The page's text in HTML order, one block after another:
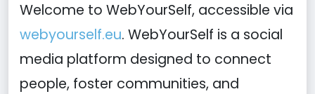
Welcome to WebYourSelf, accessible via
webyourself.eu. WebYourSelf is a social
media platform designed to connect
people, foster communities, and